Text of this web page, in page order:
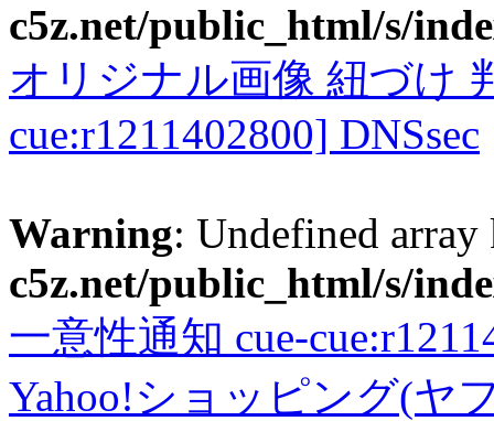
c5z.net/public_html/s/
オリジナル画像 紐づけ
cue:r1211402800] DNSsec
Warning: Undefined
c5z.net/public_html/s/
一意性通知 cue-
Yahoo!ショッピング(ヤ